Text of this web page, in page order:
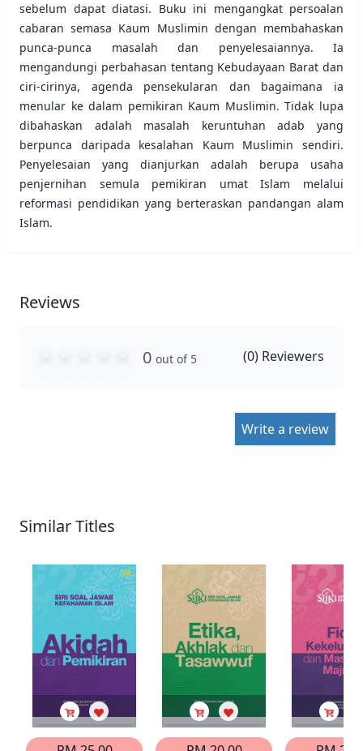
sebelum dapat diatasi. Buku ini mengangkat persoalan
cabaran semasa Kaum Muslimin dengan membahaskan
punca-punca masalah dan penyelesaiannya. Ia
mengandungi perbahasan tentang Kebudayaan Barat dan
ciri-cirinya, agenda pensekularan dan bagaimana ia
menular ke dalam pemikiran Kaum Muslimin. Tidak lupa
dibahaskan adalah masalah keruntuhan adab yang
berpunca daripada kesalahan Kaum Muslimin sendiri.
Penyelesaian yang dianjurkan adalah berupa usaha
penjernihan semula pemikiran umat Islam melalui
reformasi pendidikan yang berteraskan pandangan alam
Islam.
Reviews
0 out of 5 (0) Reviewers
Write a review
Similar Titles